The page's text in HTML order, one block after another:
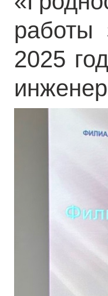
работы
2025